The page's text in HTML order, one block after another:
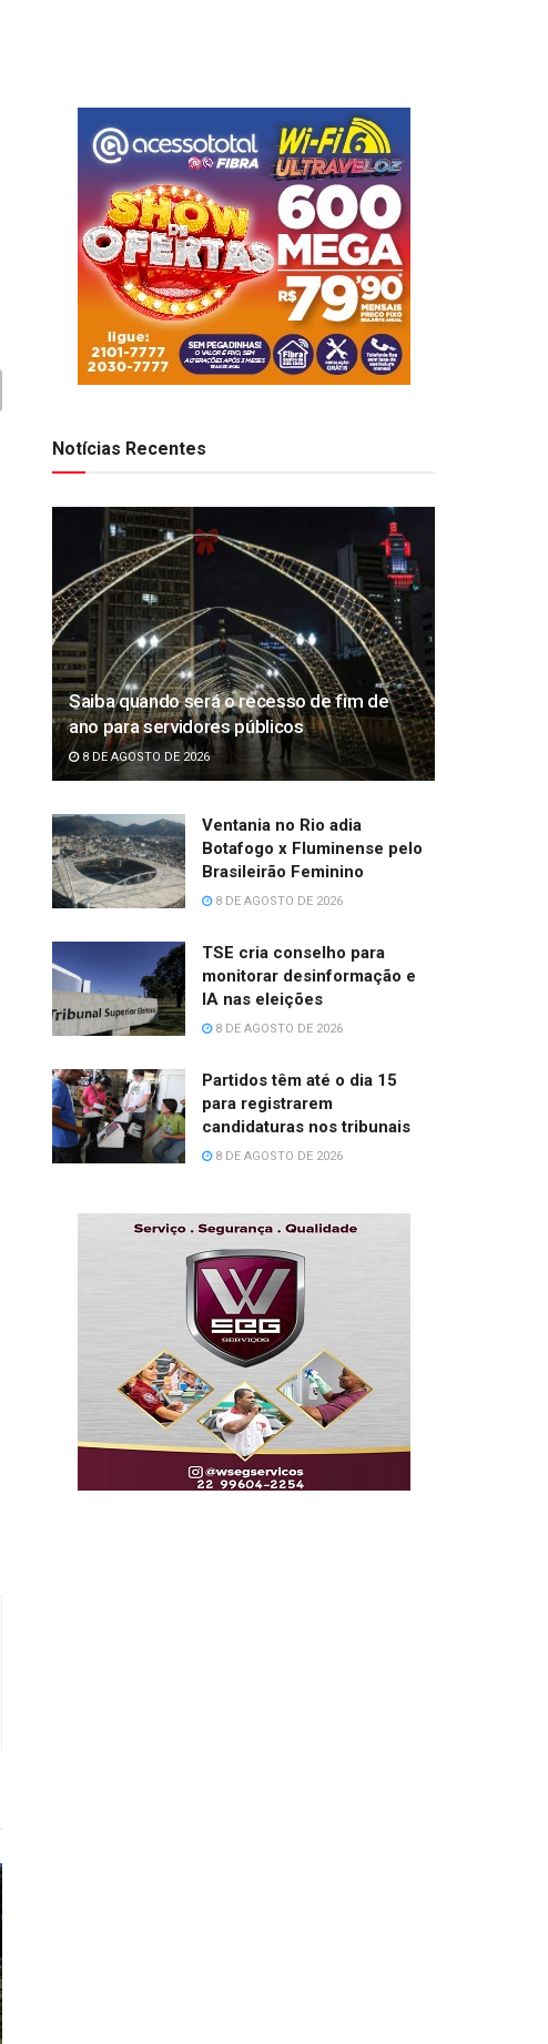
Notícias Recentes
Saiba quando será o recesso de fim de
ano para servidores públicos
8 DE AGOSTO DE 2026
Ventania no Rio adia
Botafogo x Fluminense pelo
Brasileirão Feminino
8 DE AGOSTO DE 2026
TSE cria conselho para
monitorar desinformação e
IA nas eleições
8 DE AGOSTO DE 2026
Partidos têm até o dia 15
para registrarem
candidaturas nos tribunais
8 DE AGOSTO DE 2026